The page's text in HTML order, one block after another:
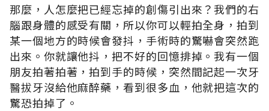
那麼，人怎麼把已經忘掉的創傷引出來？我們的右
腦跟身體的感受有關，所以你可以輕拍全身，拍到
某一個地方的時候會發抖，手術時的驚嚇會突然跑
出來。你就讓他抖，把不好的回憶排掉。我有一個
朋友拍著拍著，拍到手的時候，突然間記起一次牙
醫拔牙沒給他麻醉藥，看到很多血，他就把這次的
驚恐拍掉了。